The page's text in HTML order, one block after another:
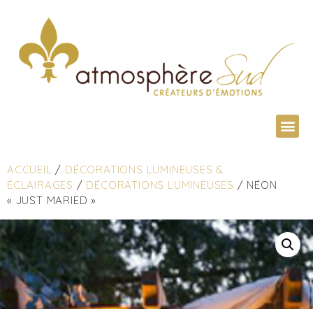
ACCUEIL / DÉCORATIONS LUMINEUSES &
ÉCLAIRAGES / DÉCORATIONS LUMINEUSES / NÉON
« JUST MARIED »